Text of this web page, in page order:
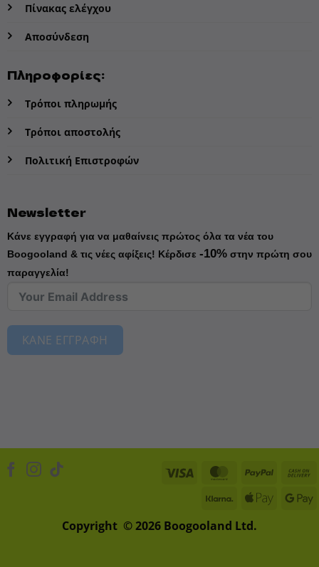
Πίνακας ελέγχου
Αποσύνδεση
Πληροφορίες:
Τρόποι πληρωμής
Τρόποι αποστολής
Πολιτική Επιστροφών
Newsletter
Κάνε εγγραφή για να μαθαίνεις πρώτος όλα τα νέα του
Boogooland & τις νέες αφίξεις! Κέρδισε -10%στην πρώτη σου
παραγγελία!
ΚΑΝΕ ΕΓΓΡΑΦΗ
Copyright © 2026 Boogooland Ltd.
Visa MasterCard
PayPal
KlarnaApple